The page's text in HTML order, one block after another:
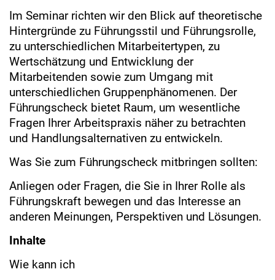
Im Seminar richten wir den Blick auf theoretische
Hintergründe zu Führungsstil und Führungsrolle,
zu unterschiedlichen Mitarbeitertypen, zu
Wertschätzung und Entwicklung der
Mitarbeitenden sowie zum Umgang mit
unterschiedlichen Gruppenphänomenen. Der
Führungscheck bietet Raum, um wesentliche
Fragen Ihrer Arbeitspraxis näher zu betrachten
und Handlungsalternativen zu entwickeln.
Was Sie zum Führungscheck mitbringen sollten:
Anliegen oder Fragen, die Sie in Ihrer Rolle als
Führungskraft bewegen und das Interesse an
anderen Meinungen, Perspektiven und Lösungen.
Inhalte
Wie kann ich